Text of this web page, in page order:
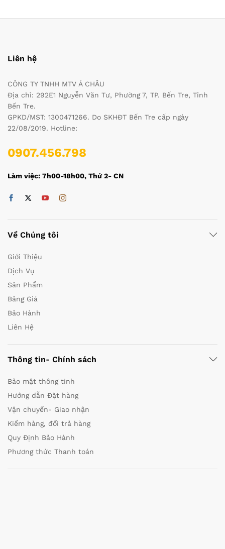
Liên hệ
CÔNG TY TNHH MTV Á CHÂU
Địa chỉ: 292E1 Nguyễn Văn Tư, Phường 7, TP. Bến Tre, Tỉnh
Bến Tre.
GPKD/MST: 1300471266. Do SKHĐT Bến Tre cấp ngày
22/08/2019. Hotline:
0907.456.798
Làm việc: 7h00-18h00, Thứ 2- CN
Về Chúng tôi
Giới Thiệu
Dịch Vụ
Sản Phẩm
Bảng Giá
Bảo Hành
Liên Hệ
Thông tin- Chính sách
Bảo mật thông tinh
Hướng dẫn Đặt hàng
Vận chuyển- Giao nhận
Kiểm hàng, đổi trả hàng
Quy Định Bảo Hành
Phương thức Thanh toán